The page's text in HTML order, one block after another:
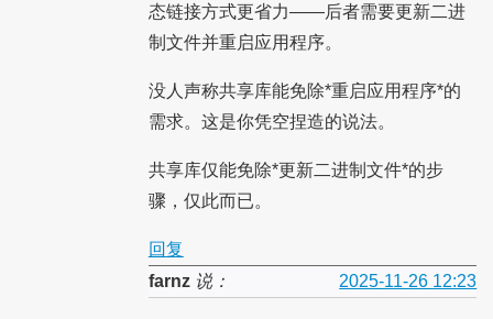
态链接方式更省力——后者需要更新二进
制文件并重启应用程序。
没人声称共享库能免除*重启应用程序*的
需求。这是你凭空捏造的说法。
共享库仅能免除*更新二进制文件*的步
骤，仅此而已。
回复
farnz说： 2025-11-26 12:23